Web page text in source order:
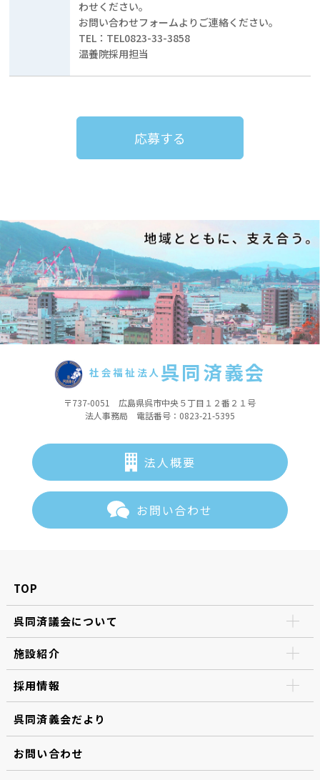
わせください。
お問い合わせフォームよりご連絡ください。
TEL：TEL0823-33-3858
温養院採用担当
応募する
社会福祉法人 呉同済義会
〒737-0051 広島県呉市中央５丁目１２番２１号
法人事務局 電話番号：0823-21-5395
法人概要
お問い合わせ
TOP
呉同済議会について
施設紹介
採用情報
呉同済義会だより
お問い合わせ